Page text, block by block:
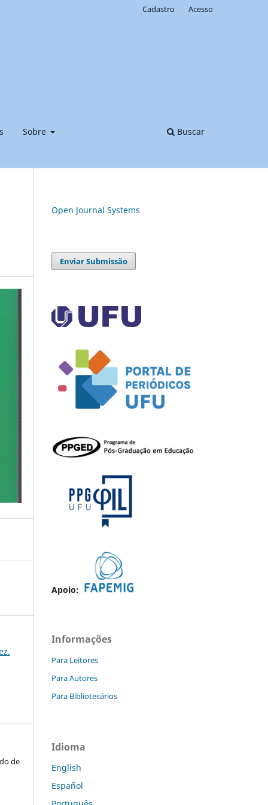
Sobre Buscar
Cadastro Acesso
de
Open Journal Systems
Enviar Submissão
Apoio:
Informações
Para Leitores
Para Autores
Para Bibliotecários
Idioma
English
Español